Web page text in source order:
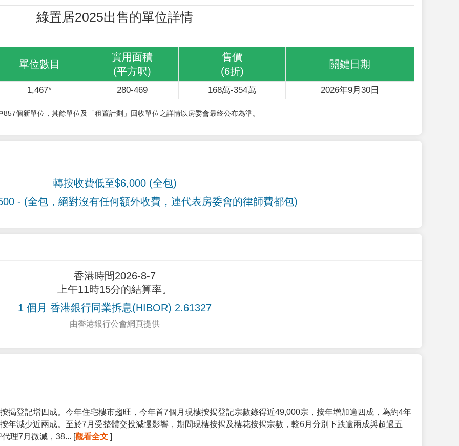
綠置居2025出售的單位詳情
單位數目
實用面積
(平方呎)
售價
(6折)
關鍵日期
1,467* 280-469 168萬-354萬 2026年9月30日
個新單位，其餘單位及「租置計劃」回收單位之詳情以房委會最終公布為準。
轉按收費低至$6,000 (全包)
- (全包，絕對沒有任何額外收費，連代表房委會的律師費都包)
香港時間2026-8-7
上午11時15分的結算率。
1 個月 香港銀行同業拆息(HIBOR) 2.61327
由香港銀行公會網頁提供
揭登記增四成。今年住宅樓市趨旺，今年首7個月現樓按揭登記宗數錄得近49,000宗，按年增加逾四成，為約4年
年減少近兩成。至於7月受整體交投減慢影響，期間現樓按揭及樓花按揭宗數，較6月分別下跌逾兩成與超過五
理7月微減，38... [觀看全文 ]